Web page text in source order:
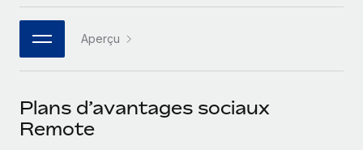
Connectez n'importe quel outil d’IA à Remote grâce à
notre MCP
Rationalisez vos processus avec des outils essentiels
Entreprise
Les RH à l’international pour les grandes entreprises
Partenaires stratégiques de la tech
Intégrez les RH à l’international de manière flexible
Checklists et modèles
Descriptions de postes
Événements
日本語
한국어
Aperçu
Plans d’avantages sociaux
Remote